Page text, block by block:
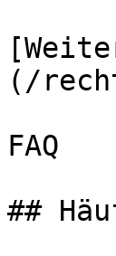
(/
FAQ
##